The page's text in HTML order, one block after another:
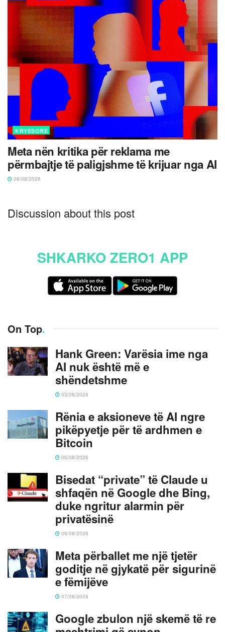
KRYESORE
Meta nën kritika për reklama me
përmbajtje të paligjshme të krijuar nga AI
06/08/2026
Discussion about this post
SHKARKO ZERO1 APP
On Top.
Hank Green: Varësia ime nga
AI nuk është më e
shëndetshme
03/08/2026
Rënia e aksioneve të AI ngre
pikëpyetje për të ardhmen e
Bitcoin
06/08/2026
Bisedat “private” të Claude u
shfaqën në Google dhe Bing,
duke ngritur alarmin për
privatësinë
06/08/2026
Meta përballet me një tjetër
goditje në gjykatë për sigurinë
e fëmijëve
07/08/2026
Google zbulon një skemë të re